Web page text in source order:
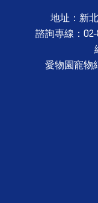
地址：新
諮詢專線：
愛物園寵物